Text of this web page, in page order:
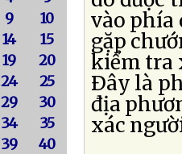
9
10
14
15
19
20
24
25
29
30
34
35
39
40
vào phía
gặp
kiểm tra
Ðây là
địa
xác